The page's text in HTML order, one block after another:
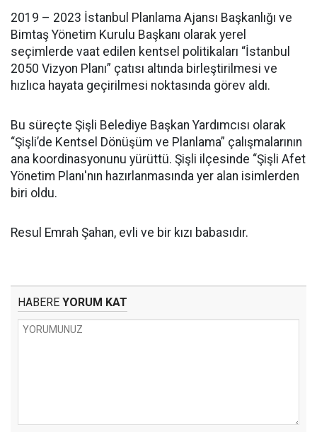
2019 – 2023 İstanbul Planlama Ajansı Başkanlığı ve
Bimtaş Yönetim Kurulu Başkanı olarak yerel
seçimlerde vaat edilen kentsel politikaları “İstanbul
2050 Vizyon Planı” çatısı altında birleştirilmesi ve
hızlıca hayata geçirilmesi noktasında görev aldı.
Bu süreçte Şişli Belediye Başkan Yardımcısı olarak
“Şişli’de Kentsel Dönüşüm ve Planlama” çalışmalarının
ana koordinasyonunu yürüttü. Şişli ilçesinde “Şişli Afet
Yönetim Planı'nın hazırlanmasında yer alan isimlerden
biri oldu.
Resul Emrah Şahan, evli ve bir kızı babasıdır.
HABERE YORUM KAT